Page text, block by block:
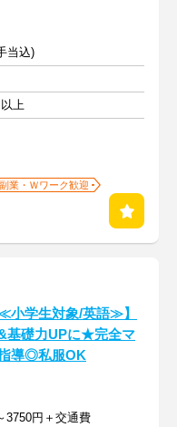
当込)
上
副業・Ｗワーク歓迎
小学生対象/英語≫】
基礎力UPに★完全マ
導◎私服OK
3750円＋交通費